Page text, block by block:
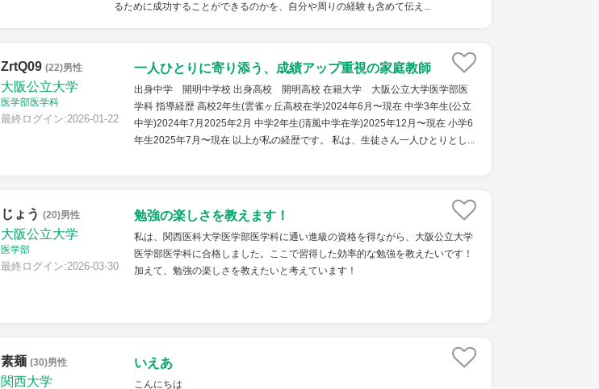
るために成功することができるのかを、自分や周りの経験も含めて伝え...
ZrtQ09 (22)男性
大阪公立大学
医学部医学科
最終ログイン:2026-01-22
一人ひとりに寄り添う、成績アップ重視の家庭教師
出身中学 開明中学校 出身高校 開明高校 在籍大学 大阪公立大学医学部医
学科 指導経歴 高校2年生(雲雀ヶ丘高校在学)2024年6月〜現在 中学3年生(公立
中学)2024年7月2025年2月 中学2年生(清風中学在学)2025年12月〜現在 小学6
年生2025年7月〜現在 以上が私の経歴です。 私は、生徒さん一人ひとりとし...
じょう (20)男性
大阪公立大学
医学部
最終ログイン:2026-03-30
勉強の楽しさを教えます！
私は、関西医科大学医学部医学科に通い進級の資格を得ながら、大阪公立大学
医学部医学科に合格しました。ここで習得した効率的な勉強を教えたいです！
加えて、勉強の楽しさを教えたいと考えています！
素麺 (30)男性
関西大学
いえあ
こんにちは